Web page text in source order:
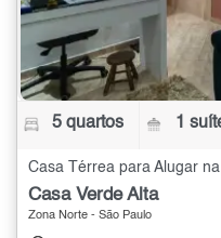
5 quartos 1
Casa Verde Alta
Zona Norte - São Paulo